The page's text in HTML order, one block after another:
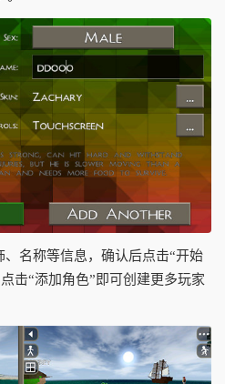
名称等信息，确认后点击“开始
击“添加角色”即可创建更多玩家